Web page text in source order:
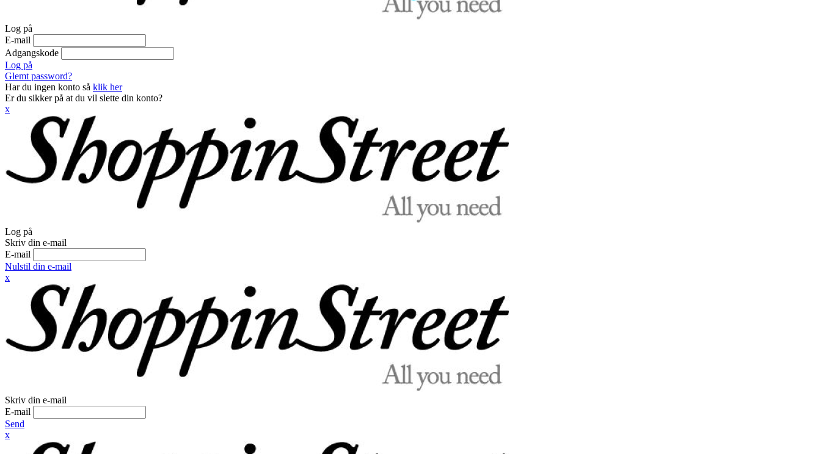
Log på
E-mail
Adgangskode
Log på
Glemt password?
Har du ingen konto så klik her
Er du sikker på at du vil slette din konto?
x
Log på
Skriv din e-mail
E-mail
Nulstil din e-mail
x
Skriv din e-mail
E-mail
Send
x